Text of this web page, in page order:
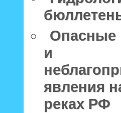
Опасные
и
явления
реках РФ